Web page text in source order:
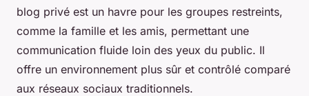
blog privé est un havre pour les groupes restreints,
comme la famille et les amis, permettant une
communication fluide loin des yeux du public. Il
offre un environnement plus sûr et contrôlé comparé
aux réseaux sociaux traditionnels.